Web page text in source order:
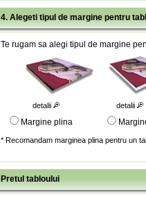
4. Alegeti tipul de margine pentru
Te rugam sa alegi tipul de margine
detalii detalii
Margine plina
* Recomandam marginea plina pentru un
Pretul tabloului